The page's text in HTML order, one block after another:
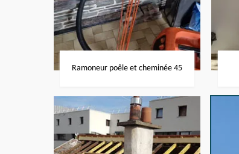
Ramoneur poêle et cheminée 45